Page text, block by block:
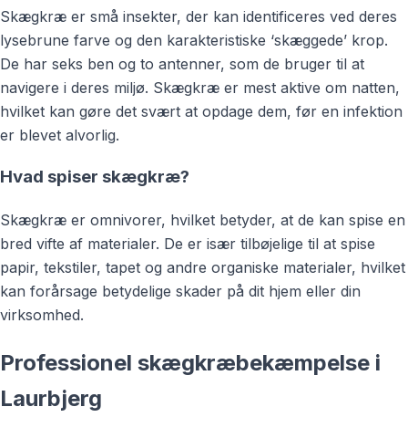
Skægkræ er små insekter, der kan identificeres ved deres
lysebrune farve og den karakteristiske ‘skæggede’ krop.
De har seks ben og to antenner, som de bruger til at
navigere i deres miljø. Skægkræ er mest aktive om natten,
hvilket kan gøre det svært at opdage dem, før en infektion
er blevet alvorlig.
Hvad spiser skægkræ?
Skægkræ er omnivorer, hvilket betyder, at de kan spise en
bred vifte af materialer. De er især tilbøjelige til at spise
papir, tekstiler, tapet og andre organiske materialer, hvilket
kan forårsage betydelige skader på dit hjem eller din
virksomhed.
Professionel skægkræbekæmpelse i
Laurbjerg